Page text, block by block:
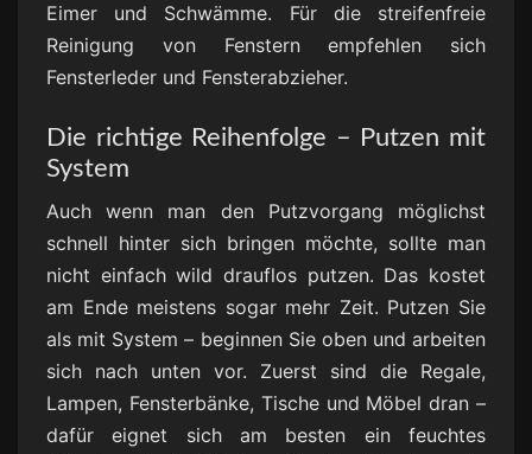
Eimer und Schwämme. Für die streifenfreie
Reinigung von Fenstern empfehlen sich
Fensterleder und Fensterabzieher.
Die richtige Reihenfolge – Putzen mit
System
Auch wenn man den Putzvorgang möglichst
schnell hinter sich bringen möchte, sollte man
nicht einfach wild drauflos putzen. Das kostet
am Ende meistens sogar mehr Zeit. Putzen Sie
als mit System – beginnen Sie oben und arbeiten
sich nach unten vor. Zuerst sind die Regale,
Lampen, Fensterbänke, Tische und Möbel dran –
dafür eignet sich am besten ein feuchtes